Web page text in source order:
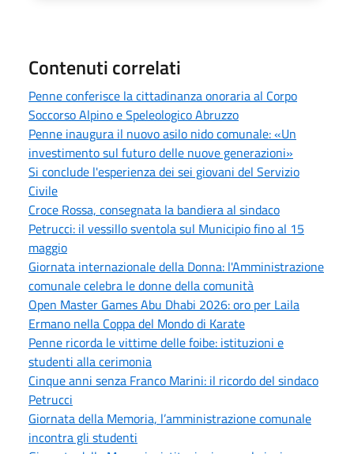
Contenuti correlati
Penne conferisce la cittadinanza onoraria al Corpo
Soccorso Alpino e Speleologico Abruzzo
Penne inaugura il nuovo asilo nido comunale: «Un
investimento sul futuro delle nuove generazioni»
Si conclude l'esperienza dei sei giovani del Servizio
Civile
Croce Rossa, consegnata la bandiera al sindaco
Petrucci: il vessillo sventola sul Municipio fino al 15
maggio
Giornata internazionale della Donna: l'Amministrazione
comunale celebra le donne della comunità
Open Master Games Abu Dhabi 2026: oro per Laila
Ermano nella Coppa del Mondo di Karate
Penne ricorda le vittime delle foibe: istituzioni e
studenti alla cerimonia
Cinque anni senza Franco Marini: il ricordo del sindaco
Petrucci
Giornata della Memoria, l’amministrazione comunale
incontra gli studenti